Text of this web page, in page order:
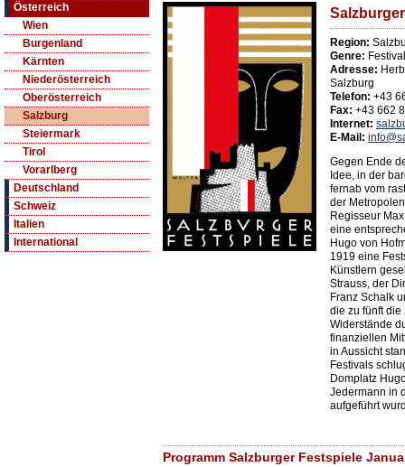
Österreich
Wien
Burgenland
Kärnten
Niederösterreich
Oberösterreich
Salzburg
Steiermark
Tirol
Vorarlberg
Deutschland
Schweiz
Italien
International
Region:
Genre:
Adresse:
Salzburg
Telefon: +43
Fax: +43 662
Internet:
E-Mail:
Gegen Ende
Idee, in der
fernab vom
der
Regisseur
eine
Hugo von
1919 eine
Künstlern
Strauss, der
Franz Schalk
die zu fünft
Widerstände
finanziellen
in Aussicht
Festivals
Domplatz
Jedermann in
aufgeführt
Programm Salzburger Festspiele